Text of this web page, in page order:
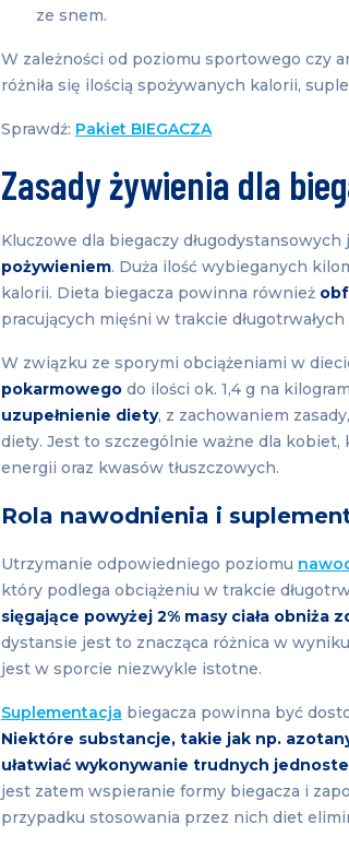
ze snem.
W zależności od poziomu sportowego czy
różniła się ilością spożywanych kalorii,
Sprawdź: Pakiet BIEGACZA
Zasady żywienia dla
Kluczowe dla biegaczy długodystansowych
pożywieniem. Duża ilość wybieganych
kalorii. Dieta biegacza powinna również
pracujących mięśni w trakcie długotrwałych
W związku ze sporymi obciążeniami w
pokarmowego do ilości ok. 1,4 g na
uzupełnienie diety, z zachowaniem
diety. Jest to szczególnie ważne dla
energii oraz kwasów tłuszczowych.
Rola nawodnienia i
Utrzymanie odpowiedniego poziomu
który podlega obciążeniu w trakcie
sięgające powyżej 2% masy ciała obniża
dystansie jest to znacząca różnica w
jest w sporcie niezwykle istotne.
Suplementacja biegacza powinna być
Niektóre substancje, takie jak np.
ułatwiać wykonywanie trudnych
jest zatem wspieranie formy biegacza i
przypadku stosowania przez nich diet